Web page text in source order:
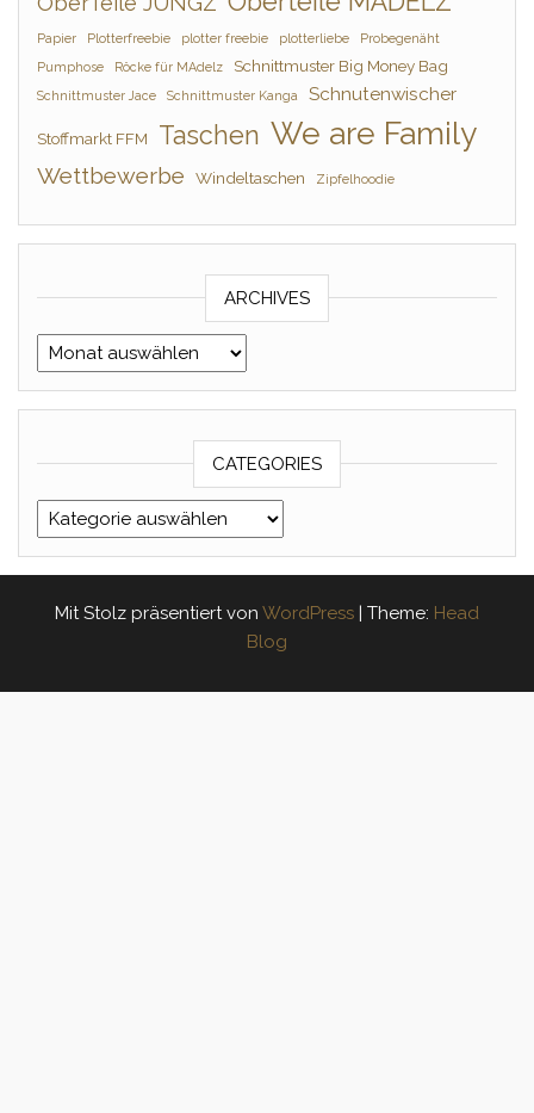
Papier Plotterfreebie plotter freebie plotterliebe
Probegenäht
Pumphose
Röcke für MAdelz Schnittmuster Big Money Bag
Schnittmuster Jace Schnittmuster Kanga Schnutenwischer
Stoffmarkt FFM Taschen We are Family
Wettbewerbe Windeltaschen Zipfelhoodie
ARCHIVES
Archives
CATEGORIES
Categories
Mit Stolz präsentiert von WordPress Theme: Head
Blog